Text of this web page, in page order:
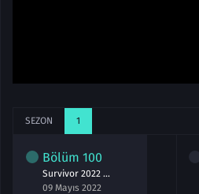
SEZON 1
Bölüm 100
Survivor 2022 All Star 100.Bölüm izle 9 Mayıs
09 Mayıs 2022